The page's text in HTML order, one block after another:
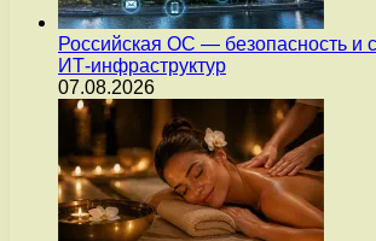
Российская ОС — безопасность и
ИТ-инфраструктур
07.08.2026